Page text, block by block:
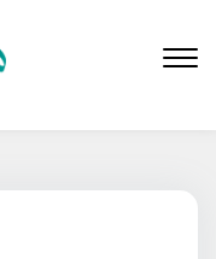
المحتوى